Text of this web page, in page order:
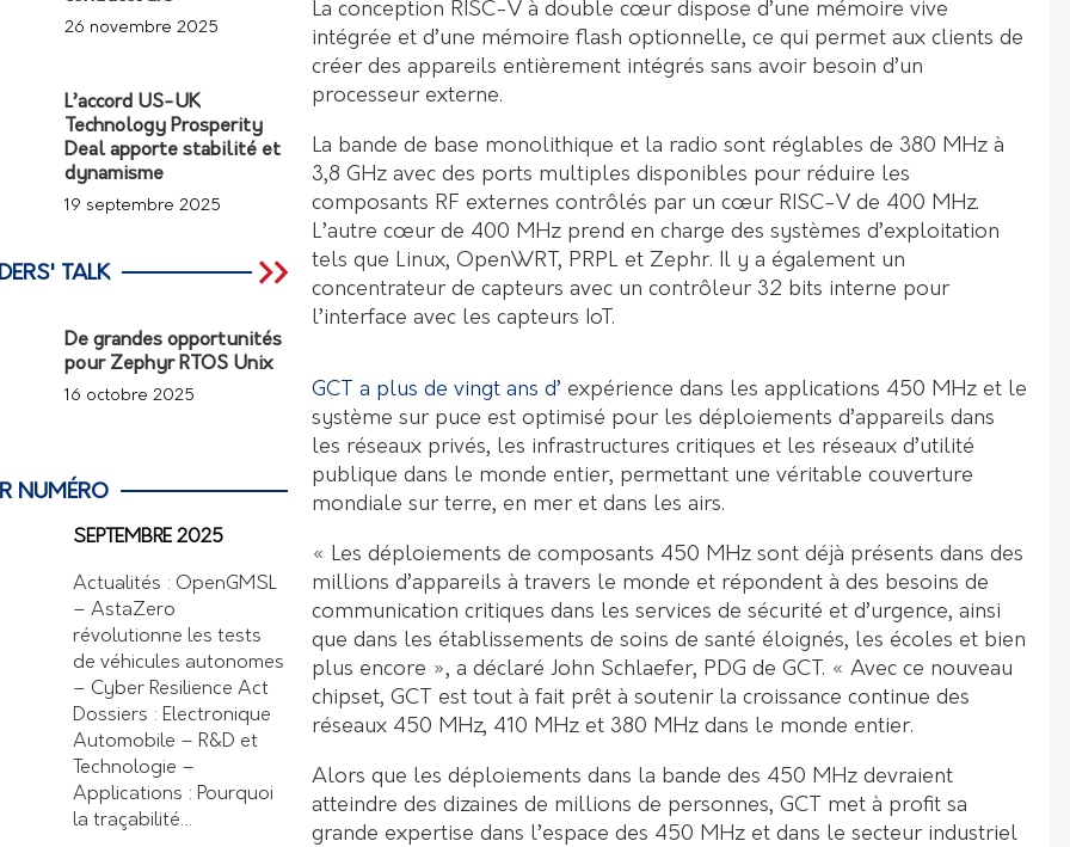
La conception RISC-V à double cœur dispose d’une mémoire vive
intégrée et d’une mémoire flash optionnelle, ce qui permet aux clients de
créer des appareils entièrement intégrés sans avoir besoin d’un
processeur externe.
La bande de base monolithique et la radio sont réglables de 380 MHz à
3,8 GHz avec des ports multiples disponibles pour réduire les
composants RF externes contrôlés par un cœur RISC-V de 400 MHz.
L’autre cœur de 400 MHz prend en charge des systèmes d’exploitation
tels que Linux, OpenWRT, PRPL et Zephr. Il y a également un
concentrateur de capteurs avec un contrôleur 32 bits interne pour
l’interface avec les capteurs IoT.
GCT a plus de vingt ans d’ expérience dans les applications 450 MHz et le
système sur puce est optimisé pour les déploiements d’appareils dans
les réseaux privés, les infrastructures critiques et les réseaux d’utilité
publique dans le monde entier, permettant une véritable couverture
mondiale sur terre, en mer et dans les airs.
« Les déploiements de composants 450 MHz sont déjà présents dans des
millions d’appareils à travers le monde et répondent à des besoins de
communication critiques dans les services de sécurité et d’urgence, ainsi
que dans les établissements de soins de santé éloignés, les écoles et bien
plus encore », a déclaré John Schlaefer, PDG de GCT. « Avec ce nouveau
chipset, GCT est tout à fait prêt à soutenir la croissance continue des
réseaux 450 MHz, 410 MHz et 380 MHz dans le monde entier.
Alors que les déploiements dans la bande des 450 MHz devraient
atteindre des dizaines de millions de personnes, GCT met à profit sa
grande expertise dans l’espace des 450 MHz et dans le secteur industriel
26 novembre 2025
L’accord US-UK
Technology Prosperity
Deal apporte stabilité et
dynamisme
19 septembre 2025
TALK
De grandes opportunités
pour Zephyr RTOS Unix
16 octobre 2025
NUMÉRO
SEPTEMBRE 2025
Actualités : OpenGMSL
– AstaZero
révolutionne les tests
de véhicules autonomes
– Cyber Resilience Act
Dossiers : Electronique
Automobile – R&D et
Technologie –
Applications : Pourquoi
la traçabilité…